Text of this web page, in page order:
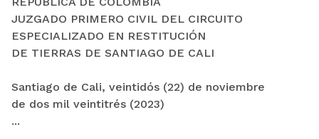
JUZGADO PRIMERO CIVIL DEL CIRCUITO
ESPECIALIZADO EN RESTITUCIÓN
DE TIERRAS DE SANTIAGO DE CALI
Santiago de Cali, veintidós (22) de noviembre
de dos mil veintitrés (2023)
...